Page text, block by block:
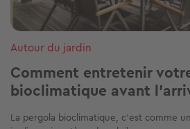
Autour du jardin
Comment entretenir
bioclimatique avant
La pergola bioclimatique, c’est comme